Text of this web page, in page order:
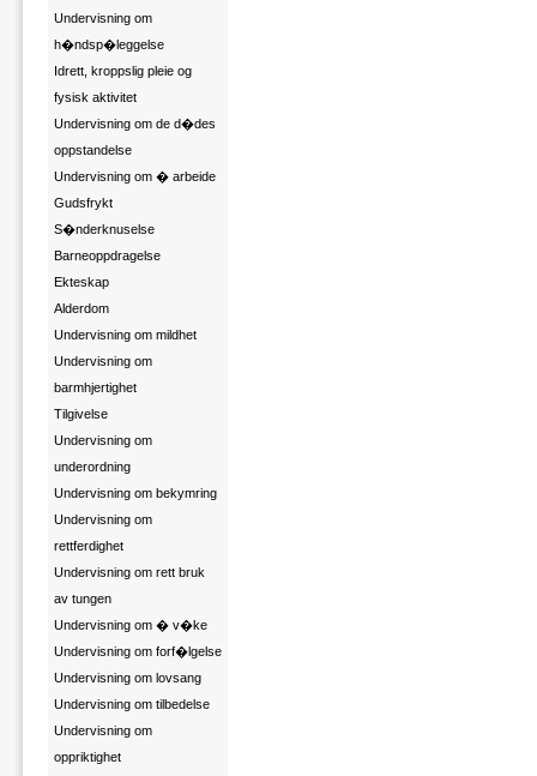
Undervisning om
h�ndsp�leggelse
Idrett, kroppslig pleie og
fysisk aktivitet
Undervisning om de d�des
oppstandelse
Undervisning om � arbeide
Gudsfrykt
S�nderknuselse
Barneoppdragelse
Ekteskap
Alderdom
Undervisning om mildhet
Undervisning om
barmhjertighet
Tilgivelse
Undervisning om
underordning
Undervisning om bekymring
Undervisning om
rettferdighet
Undervisning om rett bruk
av tungen
Undervisning om � v�ke
Undervisning om forf�lgelse
Undervisning om lovsang
Undervisning om tilbedelse
Undervisning om
oppriktighet